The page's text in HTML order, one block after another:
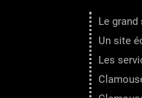
Le
Un site
Les